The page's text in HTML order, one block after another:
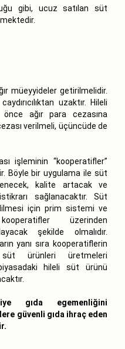
gibi, ucuz satılan süt
müeyyideler getirilmelidir.
uzaktır. Hileli
ağır para cezasına
verilmeli, üçüncüde de
işleminin “kooperatifler”
Böyle bir uygulama ile süt
kalite artacak ve
sağlanacaktır. Süt
için prim sistemi ve
üzerinden
şekilde olmalıdır.
yanı sıra kooperatiflerin
ürünleri üretmeleri
hileli süt ürünü
gıda egemenliğini
güvenli gıda ihraç eden